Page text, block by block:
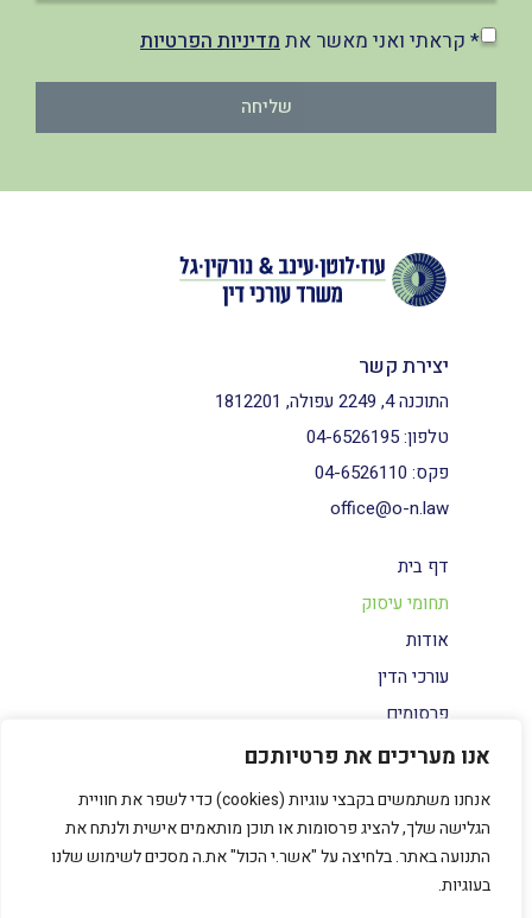
אנו מעריכים את פרטיותכם
אנחנו משתמשים בקבצי עוגיות (cookies) כדי לשפר את חוויית
הגלישה שלך, להציג פרסומות או תוכן מותאמים אישית ולנתח את
התנועה באתר. בלחיצה על "אשר.י הכול" את.ה מסכים לשימוש שלנו
בעוגיות.
* קראתי ואני מאשר את מדיניות הפרטיות
שליחה
דף בית
תחומי עיסוק
אודות
עורכי הדין
פרסומים
צור קשר
מדיניות פרטיות
יצירת קשר
התוכנה 4, 2249 עפולה, 1812201
טלפון:04-6526195
פקס: 04-6526110
office@o-n.law